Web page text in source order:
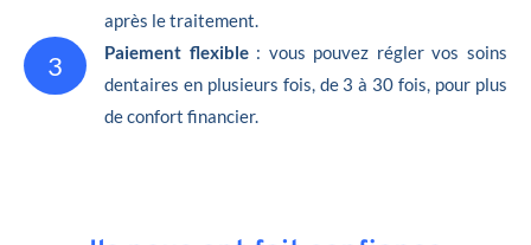
après le traitement.
3 Paiement flexible: vous pouvez régler vos soins
dentaires en plusieurs fois, de 3 à 30 fois, pour plus
de confort financier.